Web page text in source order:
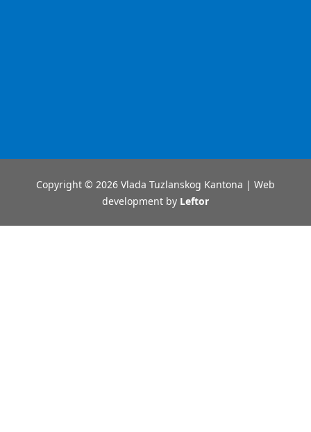
Copyright © 2026 Vlada Tuzlanskog Kantona | Web
development by Leftor